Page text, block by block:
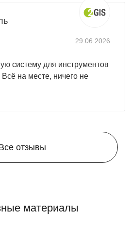
29.06.2026
систему для инструментов
на месте, ничего не
отзывы
материалы